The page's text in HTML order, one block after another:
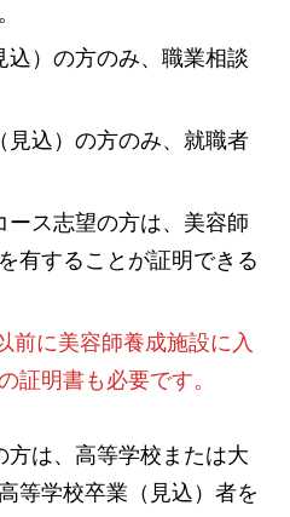
）の方のみ、職業相談
見込）の方のみ、就職者
ス志望の方は、美容師
有することが証明できる
前に美容師養成施設に入
証明書も必要です。
は、高等学校または大
等学校卒業（見込）者を